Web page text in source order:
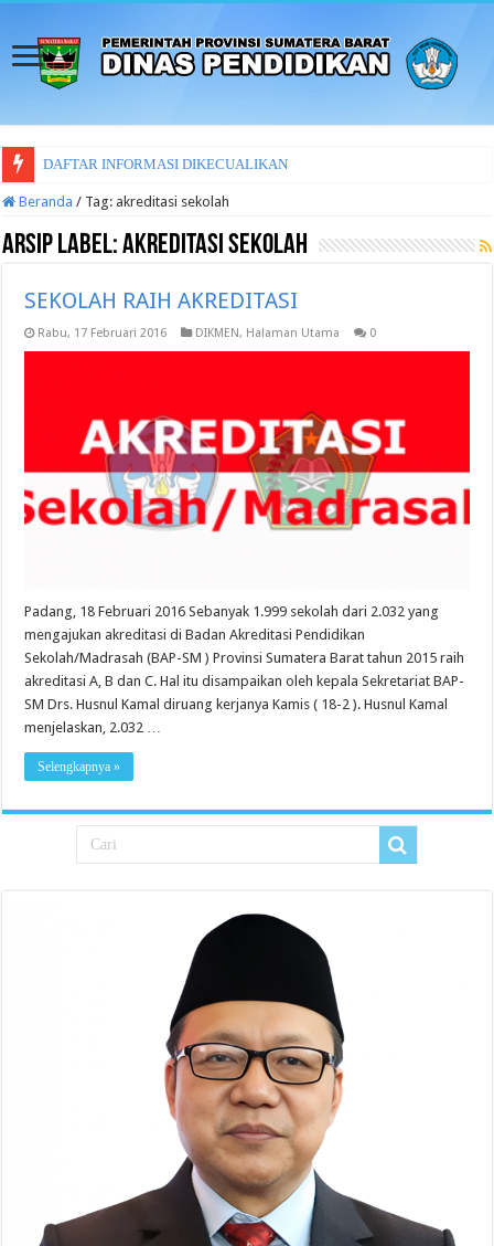
DAFTAR INFORMASI DIKECUALIKAN
Beranda / Tag: akreditasi sekolah
Arsip Label:akreditasi sekolah
SEKOLAH RAIH AKREDITASI
Rabu, 17 Februari 2016 DIKMEN, Halaman Utama 0
Padang, 18 Februari 2016 Sebanyak 1.999 sekolah dari 2.032 yang
mengajukan akreditasi di Badan Akreditasi Pendidikan
Sekolah/Madrasah (BAP-SM ) Provinsi Sumatera Barat tahun 2015 raih
akreditasi A, B dan C. Hal itu disampaikan oleh kepala Sekretariat BAP-
SM Drs. Husnul Kamal diruang kerjanya Kamis ( 18-2 ). Husnul Kamal
menjelaskan, 2.032 …
Selengkapnya »